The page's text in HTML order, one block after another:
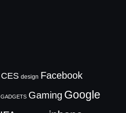
CES design Facebook
GADGETS Gaming Google